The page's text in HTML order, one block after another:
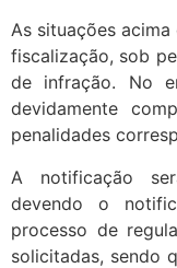
As situações
fiscalização, sob
de infração. No
devidamente
penalidades
A notificação
devendo o
processo de
solicitadas, sendo